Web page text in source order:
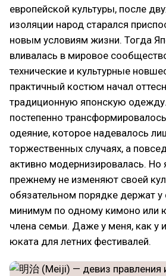
европейской культуры, после
изоляции народ старался
новым условиям жизни. Тогда
вливалась в мировое
технические и культурные
практичный костюм начал
традиционную японскую
постепенно
одеяние, которое надевалось
торжественных случаях, а
активно модернизировалась. Но
прежнему не изменяют своей
обязательном порядке держат
минимум по одному кимоно или
члена семьи. Даже у меня, как у
юката для летних фестивалей.